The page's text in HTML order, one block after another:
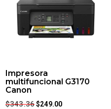
Impresora
multifuncional G3170
Canon
$343.36 $249.00